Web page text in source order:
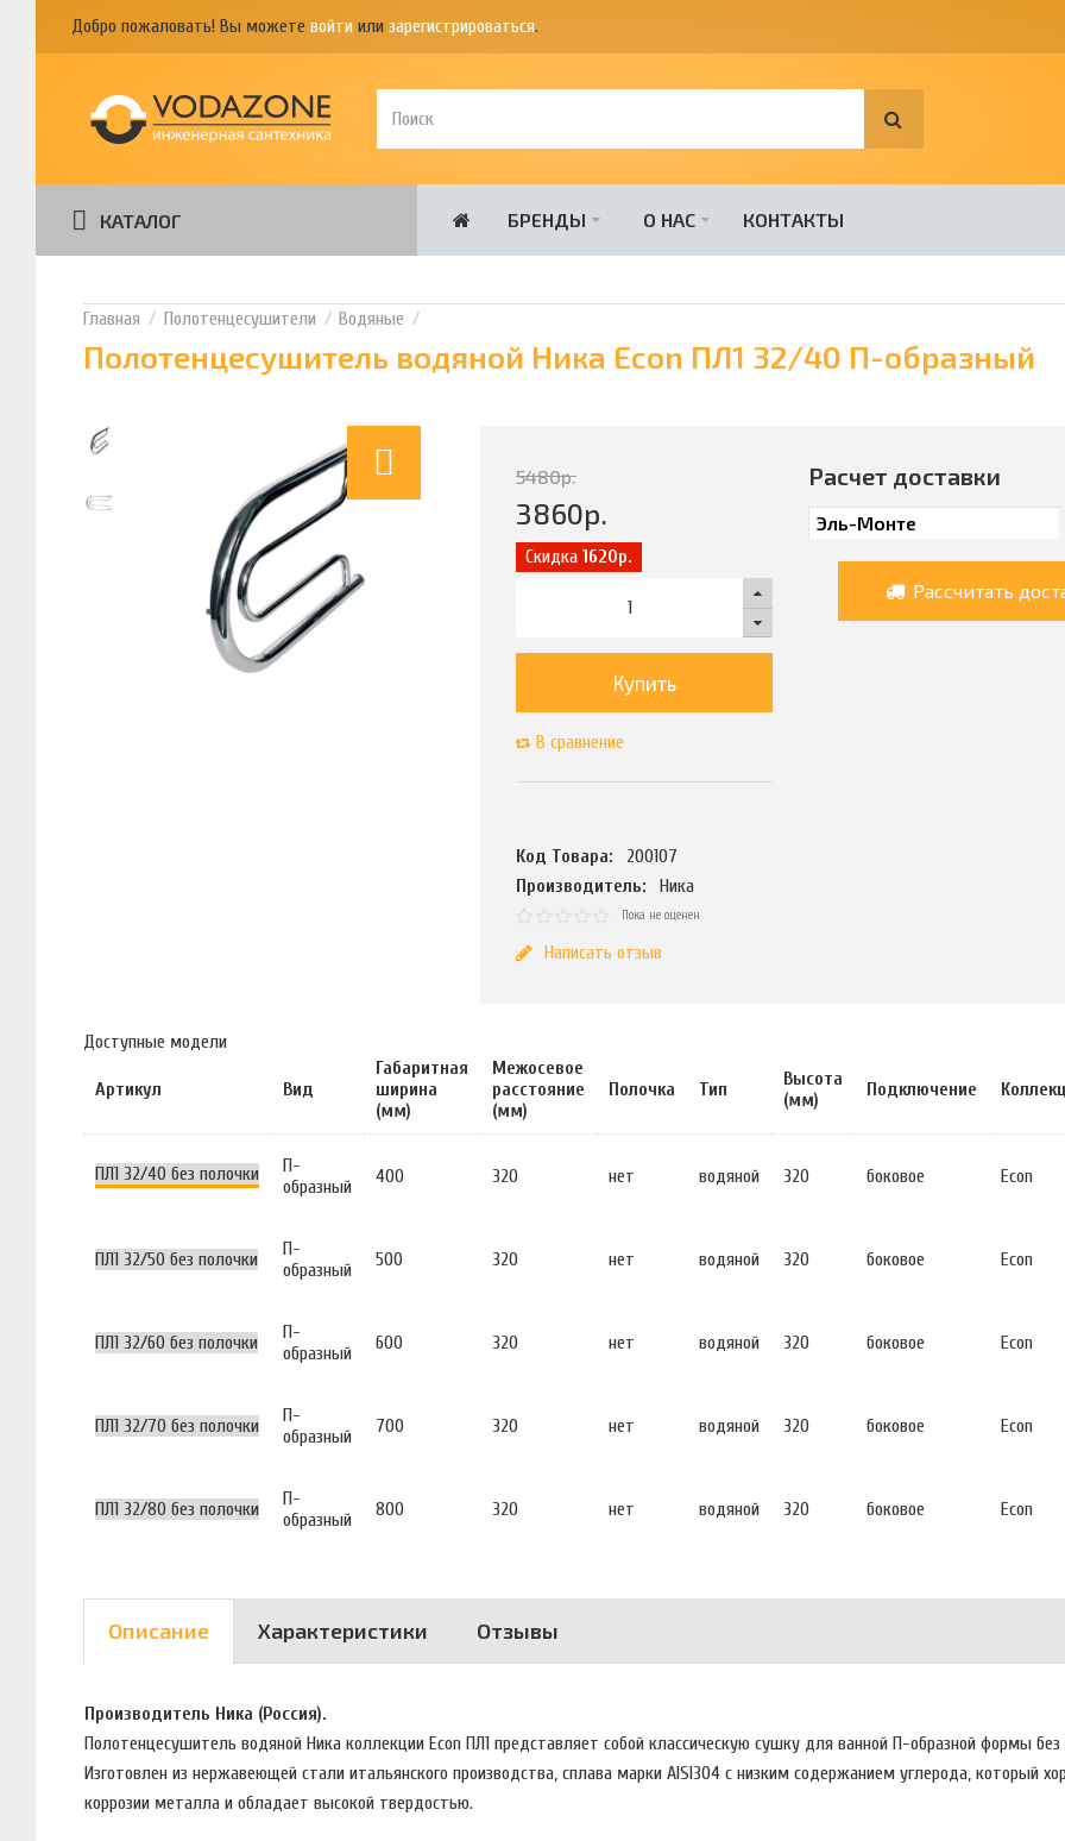
Добро пожаловать! Вы можете войти или зарегистрироваться.
КАТАЛОГ БРЕНДЫ О НАС КОНТАКТЫ
Полотенцесушители Водяные
Полотенцесушитель водяной Ника Econ ПЛ1 32/40 П-образный
5480р.
3860р.
Скидка1620р.
Купить
В сравнение
Код Товара:
200107
Производитель:
Ника
Пока не оценен
Написать отзыв
Расчет доставки
Рассчитать
Доступные модели
Артикул Вид
Габаритная
ширина
(мм)
Межосевое
расстояние
(мм)
Полочка Тип
Высота
(мм)
Подключение
ПЛ1 32/40 без полочки
П-
образный
400 320 нет водяной 320 боковое Econ
ПЛ1 32/50 без полочки
П-
образный
500 320 нет водяной 320 боковое Econ
ПЛ1 32/60 без полочки
П-
образный
600 320 нет водяной 320 боковое Econ
ПЛ1 32/70 без полочки
П-
образный
700 320 нет водяной 320 боковое Econ
ПЛ1 32/80 без полочки
П-
образный
800 320 нет водяной 320 боковое Econ
Описание Характеристики Отзывы
Производитель Ника (Россия).
Полотенцесушитель водяной Ника коллекции Econ ПЛ1 представляет собой классическую сушку для ванной П-образной формы без
Изготовлен из нержавеющей стали итальянского производства, сплава марки AISI304 с низким содержанием углерода, который
коррозии металла и обладает высокой твердостью.